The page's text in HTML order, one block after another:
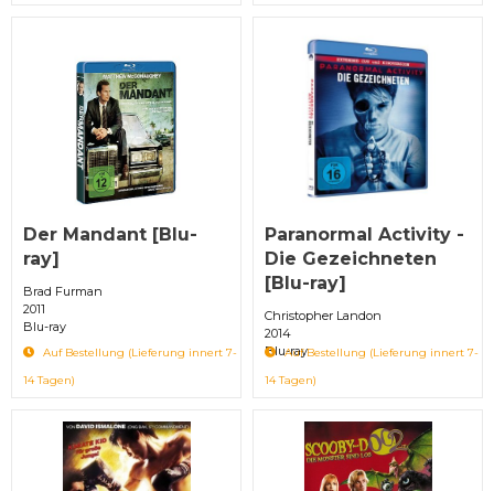
Der Mandant [Blu-
ray]
Brad Furman
2011
Blu-ray
Auf Bestellung (Lieferung innert 7-
14 Tagen)
Paranormal Activity -
Die Gezeichneten
[Blu-ray]
Christopher Landon
2014
Blu-ray
Auf Bestellung (Lieferung innert 7-
14 Tagen)